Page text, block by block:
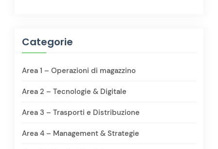
Categorie
Area 1 – Operazioni di magazzino
Area 2 – Tecnologie & Digitale
Area 3 – Trasporti e Distribuzione
Area 4 – Management & Strategie